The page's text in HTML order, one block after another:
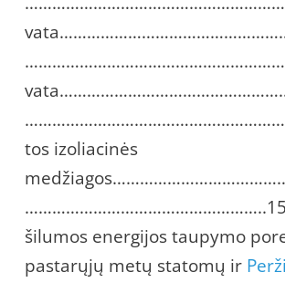
tos izoliacinės
šilumos energijos taupymo
pastarųjų metų statomų ir